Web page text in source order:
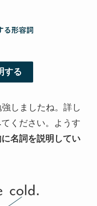
する
しましたね。詳し
ください。ようす
名詞を説明してい